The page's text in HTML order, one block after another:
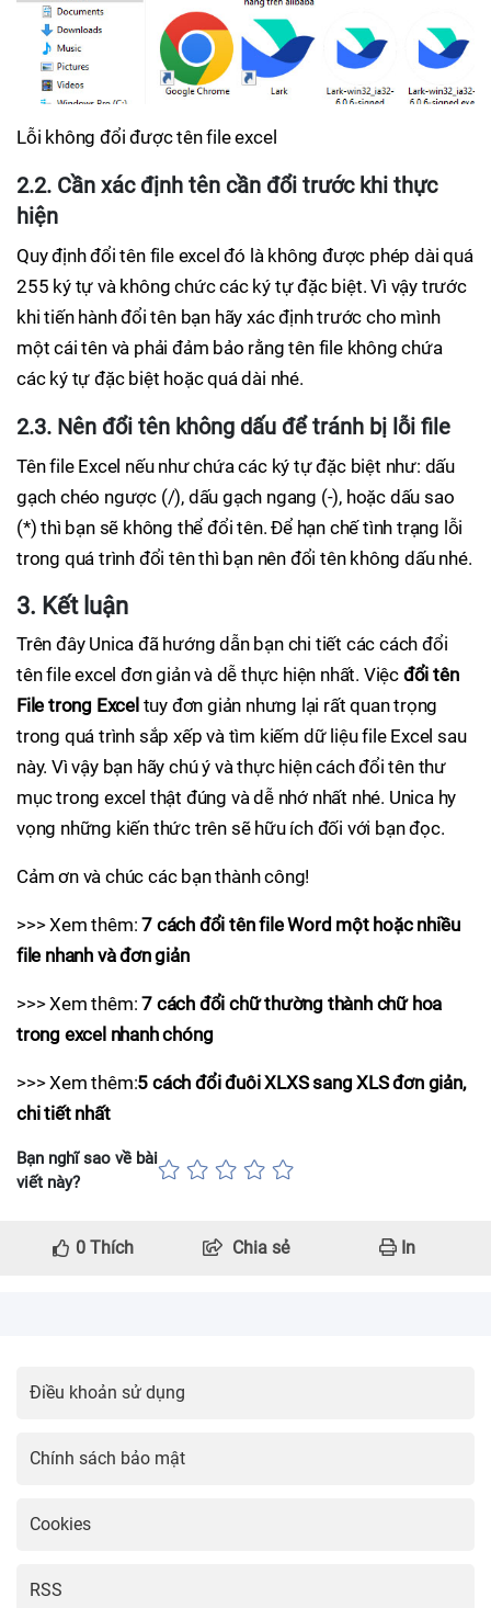
Lỗi không đổi được tên file excel
2.2. Cần xác định tên cần đổi trước khi thực
hiện
Quy định đổi tên file excel đó là không được phép dài quá
255 ký tự và không chức các ký tự đặc biệt. Vì vậy trước
khi tiến hành đổi tên bạn hãy xác định trước cho mình
một cái tên và phải đảm bảo rằng tên file không chứa
các ký tự đặc biệt hoặc quá dài nhé.
2.3. Nên đổi tên không dấu để tránh bị lỗi file
Tên file Excel nếu như chứa các ký tự đặc biệt như: dấu
gạch chéo ngược (/), dấu gạch ngang (-), hoặc dấu sao
(*) thì bạn sẽ không thể đổi tên. Để hạn chế tình trạng lỗi
trong quá trình đổi tên thì bạn nên đổi tên không dấu nhé.
3. Kết luận
Trên đây Unica đã hướng dẫn bạn chi tiết các cách đổi
tên file excel đơn giản và dễ thực hiện nhất. Việc đổi tên
File trong Exceltuy đơn giản nhưng lại rất quan trọng
trong quá trình sắp xếp và tìm kiếm dữ liệu file Excel sau
này. Vì vậy bạn hãy chú ý và thực hiện cách đổi tên thư
mục trong excel thật đúng và dễ nhớ nhất nhé. Unica hy
vọng những kiến thức trên sẽ hữu ích đối với bạn đọc.
Cảm ơn và chúc các bạn thành công!
>>> Xem thêm:7 cách đổi tên file Word một hoặc nhiều
file nhanh và đơn giản
>>> Xem thêm:7 cách đổi chữ thường thành chữ hoa
trong excel nhanh chóng
>>> Xem thêm:5 cách đổi đuôi XLXS sang XLS đơn giản,
chi tiết nhất
Bạn nghĩ sao về bài
viết này?
0 Thích Chia sẻ In
Điều khoản sử dụng
Chính sách bảo mật
Cookies
RSS